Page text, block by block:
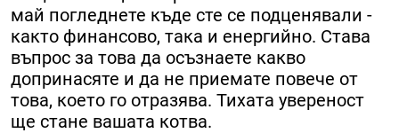
май погледнете къде сте се подценявали -
както финансово, така и енергийно. Става
въпрос за това да осъзнаете какво
допринасяте и да не приемате повече от
това, което го отразява. Тихата увереност
ще стане вашата котва.